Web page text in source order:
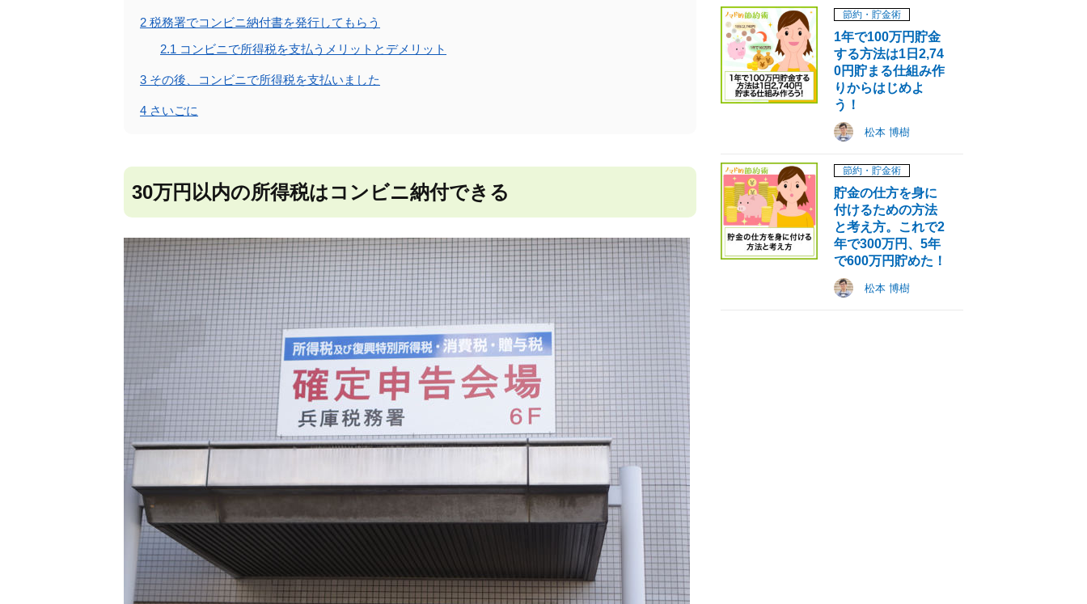
2 税務署でコンビニ納付書を発行してもらう
2.1 コンビニで所得税を支払うメリットとデメリット
3 その後、コンビニで所得税を支払いました
4 さいごに
30万円以内の所得税はコンビニ納付できる
節約・貯金術
1年で100万円貯金
する方法は1日2,74
0円貯まる仕組み作
りからはじめよ
う！
松本 博樹
節約・貯金術
貯金の仕方を身に
付けるための方法
と考え方。これで2
年で300万円、5年
で600万円貯めた！
松本 博樹